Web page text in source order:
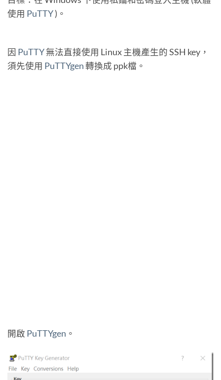
使用 PuTTY)。
因 PuTTY無法直接使用 Linux 主機產生的 SSH key，
須先使用 PuTTYgen轉換成 ppk檔。
開啟 PuTTYgen 。